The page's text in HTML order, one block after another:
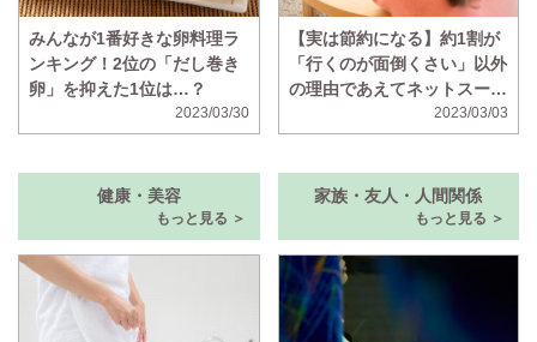
みんなが1番好きな卵料理ラ
ンキング！2位の「だし巻き
卵」を抑えた1位は…？
2023/03/30
【実は節約になる】約1割が
「行くのが面倒くさい」以外
の理由であえてネットスーパ
2023/03/03
健康・美容
もっと見る ＞
家族・友人・人間関係
もっと見る ＞